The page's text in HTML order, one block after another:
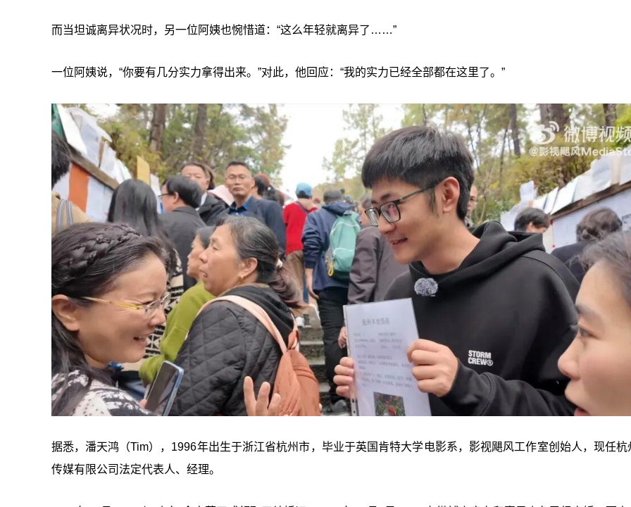
而当坦诚离异状况时，另一位阿姨也惋惜道：“这么年轻就离异了……”
一位阿姨说，“你要有几分实力拿得出来。”对此，他回应：“我的实力已经全部都在这里了。”
据悉，潘天鸿（Tim），1996年出生于浙江省杭州市，毕业于英国肯特大学电影系，影视飓风工作室创始人，现任杭
传媒有限公司法定代表人、经理。